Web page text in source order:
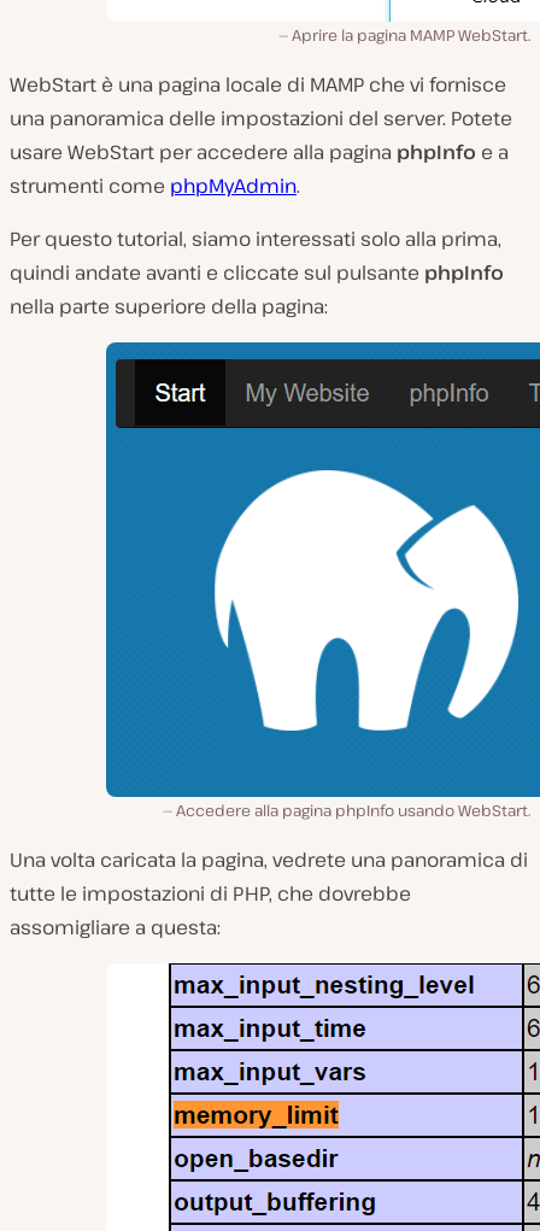
Aprire la pagina MAMP WebStart.
WebStart è una pagina locale di MAMP che vi fornisce
una panoramica delle impostazioni del server. Potete
usare WebStart per accedere alla pagina phpInfo e a
strumenti come phpMyAdmin.
Per questo tutorial, siamo interessati solo alla prima,
quindi andate avanti e cliccate sul pulsante phpInfo
nella parte superiore della pagina:
Accedere alla pagina phpInfo usando WebStart.
Una volta caricata la pagina, vedrete una panoramica di
tutte le impostazioni di PHP, che dovrebbe
assomigliare a questa: